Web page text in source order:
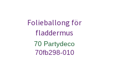
Folieballong för
fladdermus
70 Partydeco
70fb298-010